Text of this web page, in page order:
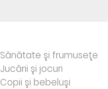
Sănătate şi frumuseţe
Jucării şi jocuri
Copii şi bebeluşi